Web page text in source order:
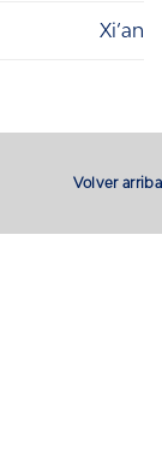
Xi‘an
Volver arriba